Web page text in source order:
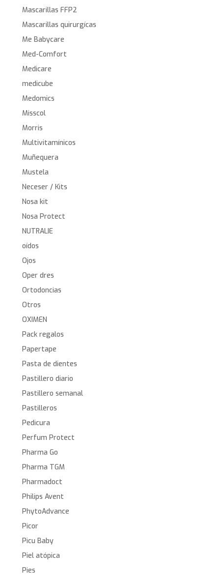
Mascarillas FFP2
Mascarillas quirurgícas
Me Babycare
Med-Comfort
Medicare
medicube
Medomics
Misscol
Morris
Multivitamínicos
Muñequera
Mustela
Neceser / Kits
Nosa kit
Nosa Protect
NUTRALIE
oídos
Ojos
Oper dres
Ortodoncias
Otros
OXIMEN
Pack regalos
Papertape
Pasta de dientes
Pastillero diario
Pastillero semanal
Pastilleros
Pedicura
Perfum Protect
Pharma Go
Pharma TGM
Pharmadoct
Philips Avent
PhytoAdvance
Picor
Picu Baby
Piel atópica
Pies